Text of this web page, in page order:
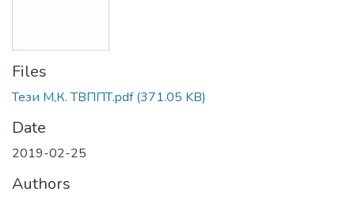
Files
Тези М,К. ТВППТ.pdf(371.05 KB)
Date
2019-02-25
Authors